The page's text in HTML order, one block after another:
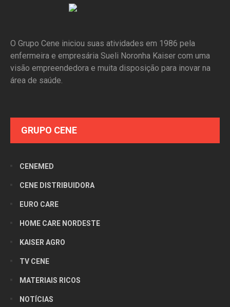
O Grupo Cene iniciou suas atividades em 1986 pela
enfermeira e empresária Sueli Noronha Kaiser com uma
visão empreendedora e muita disposição para inovar na
área de saúde.
GRUPO CENE
CENEMED
CENE DISTRIBUIDORA
EURO CARE
HOME CARE NORDESTE
KAISER AGRO
TV CENE
MATERIAIS RICOS
NOTÍCIAS